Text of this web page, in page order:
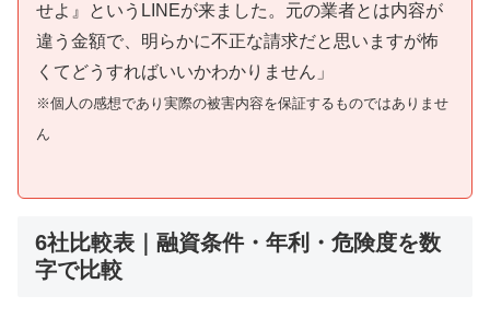
せよ』というLINEが来ました。元の業者とは内容が
違う金額で、明らかに不正な請求だと思いますが怖
くてどうすればいいかわかりません」
※個人の感想であり実際の被害内容を保証するものではありませ
ん
6社比較表｜融資条件・年利・危険度を数
字で比較